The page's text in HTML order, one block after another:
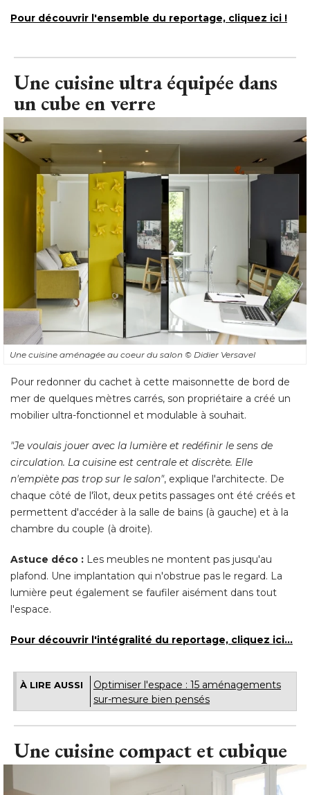
Pour découvrir l'ensemble du reportage, cliquez ici !
Une cuisine ultra équipée dans
un cube en verre
Une cuisine aménagée au coeur du salon © Didier Versavel
Pour redonner du cachet à cette maisonnette de bord de
mer de quelques mètres carrés, son propriétaire a créé un
mobilier ultra-fonctionnel et modulable à souhait.
"Je voulais jouer avec la lumière et redéfinir le sens de
circulation. La cuisine est centrale et discrète. Elle
n'empiète pas trop sur le salon", explique l'architecte. De
chaque côté de l'îlot, deux petits passages ont été créés et
permettent d'accéder à la salle de bains (à gauche) et à la
chambre du couple (à droite).
Astuce déco : Les meubles ne montent pas jusqu'au
plafond. Une implantation qui n'obstrue pas le regard. La
lumière peut également se faufiler aisément dans tout
l'espace.
Pour découvrir l'intégralité du reportage, cliquez ici...
À LIRE AUSSI
Optimiser l'espace : 15 aménagements
sur-mesure bien pensés
Une cuisine compact et cubique